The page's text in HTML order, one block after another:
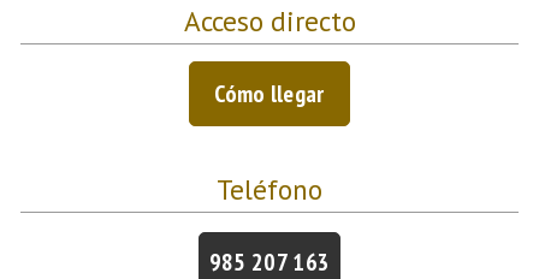
Acceso directo
Cómo llegar
Teléfono
985 207 163